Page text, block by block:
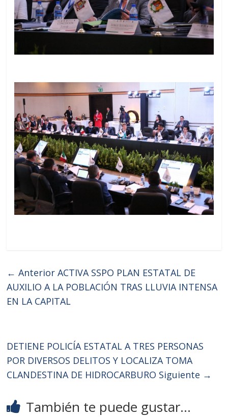
← Anterior ACTIVA SSPO PLAN ESTATAL DE
AUXILIO A LA POBLACIÓN TRAS LLUVIA INTENSA
EN LA CAPITAL
DETIENE POLICÍA ESTATAL A TRES PERSONAS
POR DIVERSOS DELITOS Y LOCALIZA TOMA
CLANDESTINA DE HIDROCARBURO Siguiente →
También te puede gustar...